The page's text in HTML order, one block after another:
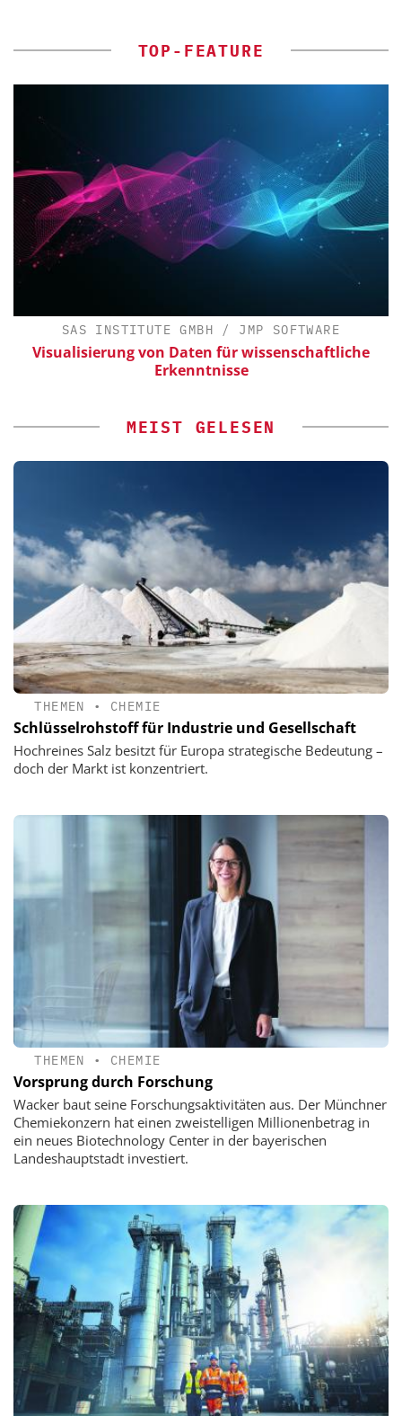
TOP-FEATURE
SAS INSTITUTE GMBH / JMP SOFTWARE
Visualisierung von Daten für wissenschaftliche
Erkenntnisse
MEIST GELESEN
THEMEN • CHEMIE
Schlüsselrohstoff für Industrie und Gesellschaft
Hochreines Salz besitzt für Europa strategische Bedeutung –
doch der Markt ist konzentriert.
THEMEN • CHEMIE
Vorsprung durch Forschung
Wacker baut seine Forschungsaktivitäten aus. Der Münchner
Chemiekonzern hat einen zweistelligen Millionenbetrag in
ein neues Biotechnology Center in der bayerischen
Landeshauptstadt investiert.